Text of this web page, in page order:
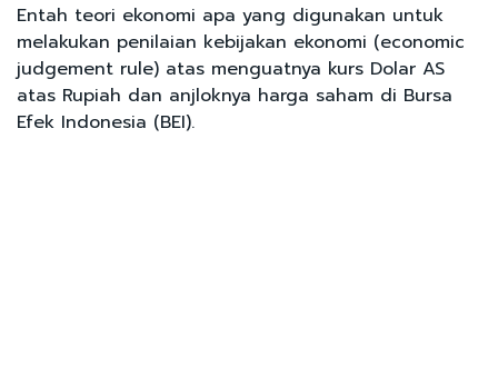
Entah teori ekonomi apa yang digunakan untuk
melakukan penilaian kebijakan ekonomi (economic
judgement rule) atas menguatnya kurs Dolar AS
atas Rupiah dan anjloknya harga saham di Bursa
Efek Indonesia (BEI).